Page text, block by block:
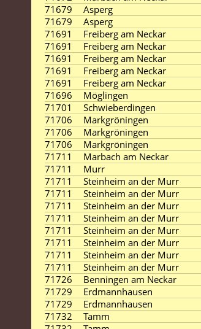
71679
Asperg
71679
Asperg
71691
Freiberg am Neckar
71691
Freiberg am Neckar
71691
Freiberg am Neckar
71691
Freiberg am Neckar
71691
Freiberg am Neckar
71696
Möglingen
71701
Schwieberdingen
71706
Markgröningen
71706
Markgröningen
71706
Markgröningen
71711
Marbach am Neckar
71711
Murr
71711
Steinheim an der Murr
71711
Steinheim an der Murr
71711
Steinheim an der Murr
71711
Steinheim an der Murr
71711
Steinheim an der Murr
71711
Steinheim an der Murr
71711
Steinheim an der Murr
71711
Steinheim an der Murr
71726
Benningen am Neckar
71729
Erdmannhausen
71729
Erdmannhausen
71732
Tamm